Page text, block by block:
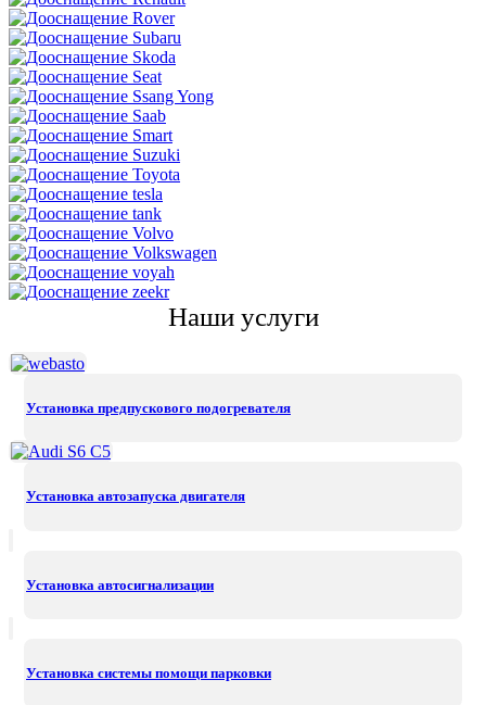
Наши услуги
Установка предпускового подогревателя
Установка автозапуска двигателя
Установка автосигнализации
Установка системы помощи парковки